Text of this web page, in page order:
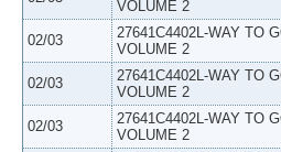
VOLUME 2
02/03
27641C4402L-WAY TO
VOLUME 2
02/03
27641C4402L-WAY TO
VOLUME 2
02/03
27641C4402L-WAY TO
VOLUME 2